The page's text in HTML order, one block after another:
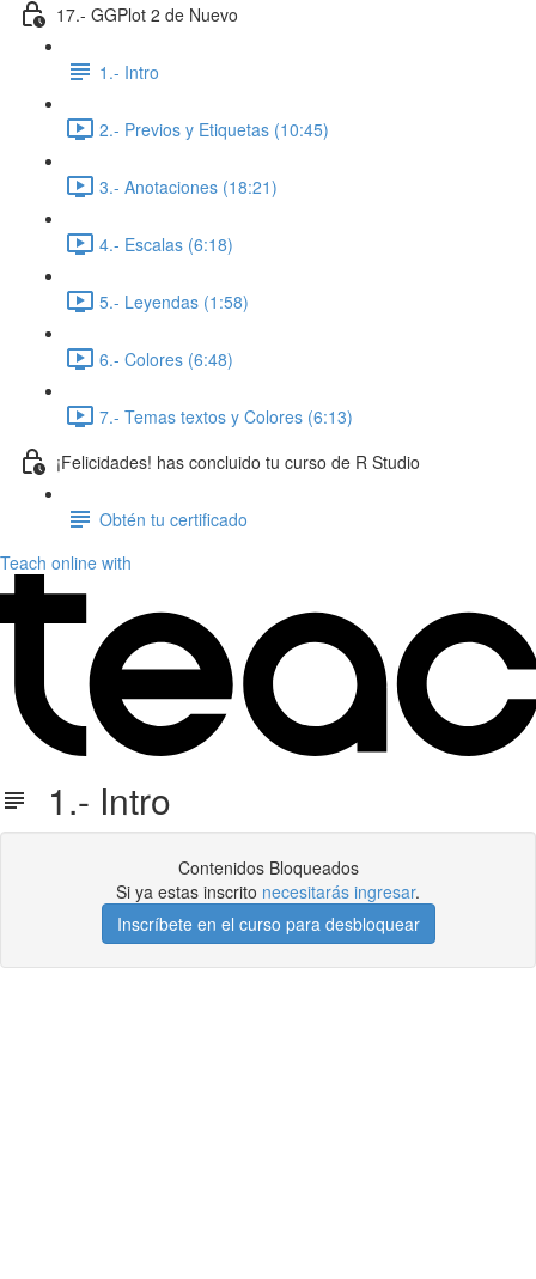
17.- GGPlot 2 de Nuevo
1.- Intro
2.- Previos y Etiquetas (10:45)
3.- Anotaciones (18:21)
4.- Escalas (6:18)
5.- Leyendas (1:58)
6.- Colores (6:48)
7.- Temas textos y Colores (6:13)
¡Felicidades! has concluido tu curso de R Studio
Obtén tu certificado
Teach online with
1.- Intro
Contenidos Bloqueados
Si ya estas inscrito necesitarás ingresar.
Inscríbete en el curso para desbloquear